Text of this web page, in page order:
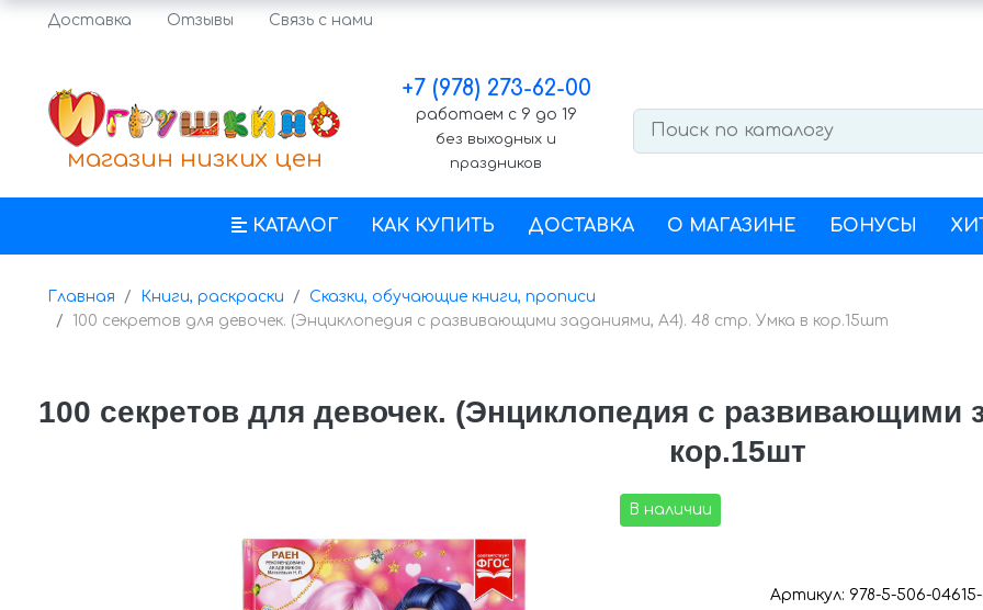
Доставка Отзывы Связь с нами
магазин низких цен
+7 (978) 273-62-00
работаем с 9 до 19
без выходных и
праздников
КАТАЛОГ КАК КУПИТЬ ДОСТАВКА О МАГАЗИНЕ БОНУСЫ
Главная Книги, раскраски
Сказки, обучающие книги, прописи
100 секретов для девочек. (Энциклопедия с развивающими заданиями, А4). 48 стр. Умка в кор.15шт
100 секретов для девочек. (Энциклопедия с развивающими
кор.15шт
В наличии
Артикул: 978-5-506-04615-